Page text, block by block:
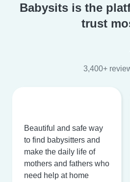
Babysits is the
trust
3,400+
Beautiful and safe way
to find babysitters and
make the daily life of
mothers and fathers who
need help at home